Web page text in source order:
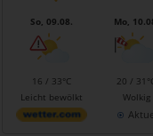
So, 09.08.
16 / 33°C
Leicht bewölkt
Mo,
20 /
Wolkig